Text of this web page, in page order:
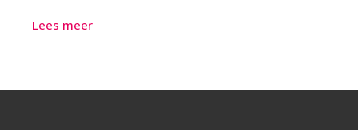
Lees meer